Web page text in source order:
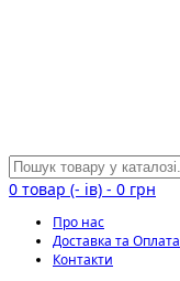
0 товар (- ів) - 0 грн
Про нас
Доставка та Оплата
Контакти